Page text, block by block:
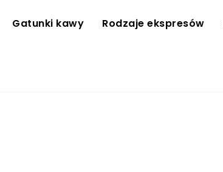
Gatunki kawy Rodzaje ekspresów